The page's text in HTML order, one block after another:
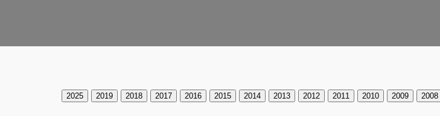
2025 2019 2018 2017 2016 2015 2014 2013 2012 2011 2010 2009 2008